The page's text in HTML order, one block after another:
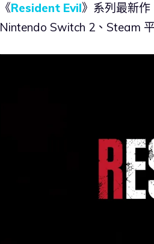
《Resident Evil》系列最新
Nintendo Switch 2、Steam